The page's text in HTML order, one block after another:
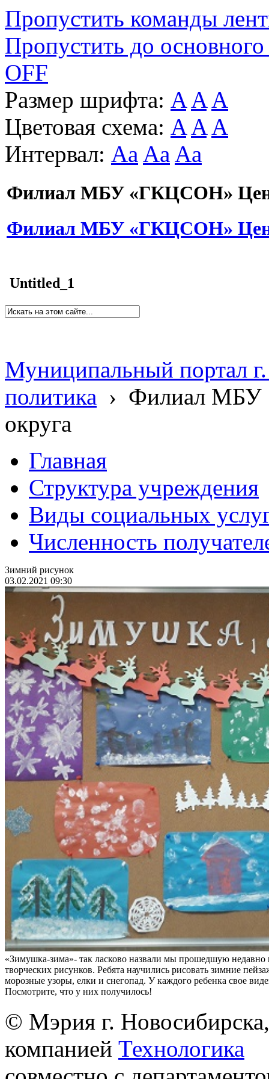
Пропустить команды
Пропустить до основного
OFF
Размер шрифта: A A A
Цветовая схема: A A A
Интервал: Aa Aa Aa
Филиал МБУ «ГКЦСОН»
Филиал МБУ «ГКЦСОН»
Untitled_1
Муниципальный портал
политика › Филиал МБУ
округа
Главная
Структура учреждения
Виды социальных
Численность
Зимний рисунок
03.02.2021 09:30
«Зимушка-зима»- так ласково назвали мы прошедшую недавно
творческих рисунков. Ребята научились рисовать зимние
морозные узоры, елки и снегопад. У каждого ребенка свое
Посмотрите, что у них получилось!
© Мэрия г.
компанией Технологика